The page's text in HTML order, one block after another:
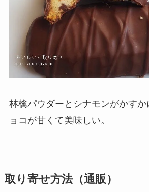
林檎パウダーとシナモンがかす
ョコが甘くて美味しい。
取り寄せ方法（通販）